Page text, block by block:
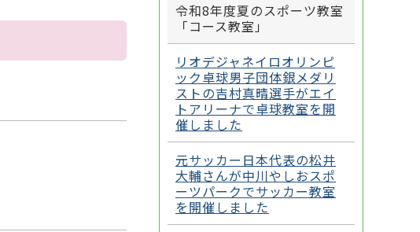
令和8年度夏のスポーツ教室
「コース教室」
リオデジャネイロオリンピ
ック卓球男子団体銀メダリ
ストの吉村真晴選手がエイ
トアリーナで卓球教室を開
催しました
元サッカー日本代表の松井
大輔さんが中川やしおスポ
ーツパークでサッカー教室
を開催しました